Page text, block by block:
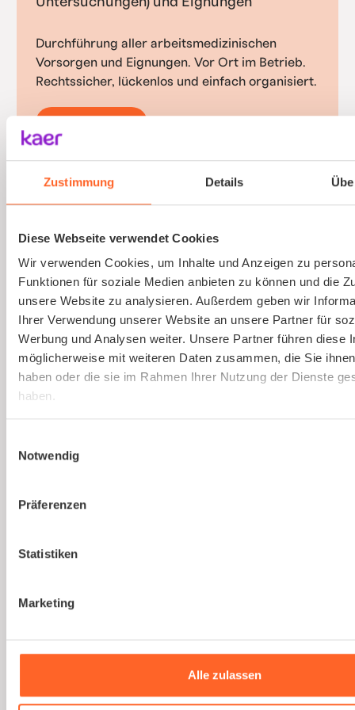
Zustimmung Details
Diese Webseite verwendet Cookies
Wir verwenden Cookies, um Inhalte und Anzeigen zu
Funktionen für soziale Medien anbieten zu können und die
unsere Website zu analysieren. Außerdem geben wir
Ihrer Verwendung unserer Website an unsere Partner für
Werbung und Analysen weiter. Unsere Partner führen diese
möglicherweise mit weiteren Daten zusammen, die Sie
haben oder die sie im Rahmen Ihrer Nutzung der Dienste
haben.
Notwendig
Präferenzen
Statistiken
Marketing
Alle zulassen
Durchführung aller arbeitsmedizinischen
Vorsorgen und Eignungen. Vor Ort im Betrieb.
Rechtssicher, lückenlos und einfach organisiert.
Belastungen
Psychische Belastungen am Arbeitsplatz mit
Durchführung erfassen.
Gesetzlich vorgeschriebene
Gefährdungsbeurteilung einfach erstellen
lassen.
Du bist noch unsicher, ob
für euer Unternehmen
ist?